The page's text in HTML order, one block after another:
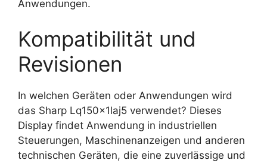
Anwendungen.
Kompatibilität und
Revisionen
In welchen Geräten oder Anwendungen wird
das Sharp Lq150x1laj5 verwendet? Dieses
Display findet Anwendung in industriellen
Steuerungen, Maschinenanzeigen und anderen
technischen Geräten, die eine zuverlässige und